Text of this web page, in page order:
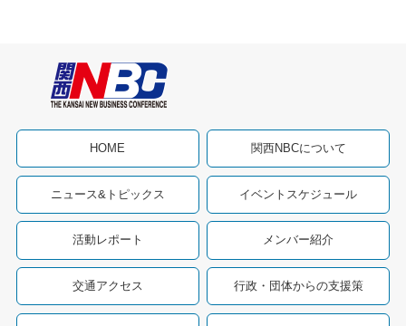
HOME 関西NBCについて
ニュース&トピックス イベントスケジュール
活動レポート メンバー紹介
交通アクセス 行政・団体からの支援策